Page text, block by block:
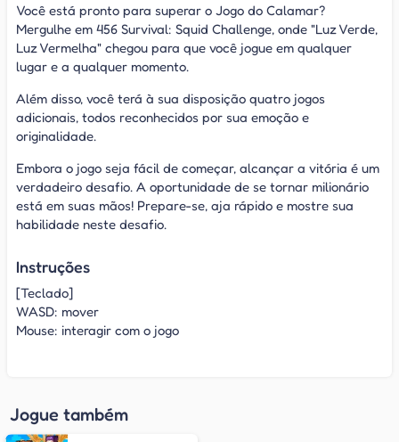
Você está pronto para superar o Jogo do Calamar?
Mergulhe em 456 Survival: Squid Challenge, onde "Luz Verde,
Luz Vermelha" chegou para que você jogue em qualquer
lugar e a qualquer momento.
Além disso, você terá à sua disposição quatro jogos
adicionais, todos reconhecidos por sua emoção e
originalidade.
Embora o jogo seja fácil de começar, alcançar a vitória é um
verdadeiro desafio. A oportunidade de se tornar milionário
está em suas mãos! Prepare-se, aja rápido e mostre sua
habilidade neste desafio.
Instruções
[Teclado]
WASD: mover
Mouse: interagir com o jogo
Jogue também